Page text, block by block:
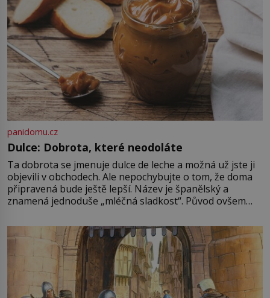
panidomu.cz
Dulce: Dobrota, které neodoláte
Ta dobrota se jmenuje dulce de leche a možná už jste ji
objevili v obchodech. Ale nepochybujte o tom, že doma
připravená bude ještě lepší. Název je španělský a
znamená jednoduše „mléčná sladkost“. Původ ovšem
pře hned několik latinskoamerických zemí a k tomu
Francie, kde se traduje,